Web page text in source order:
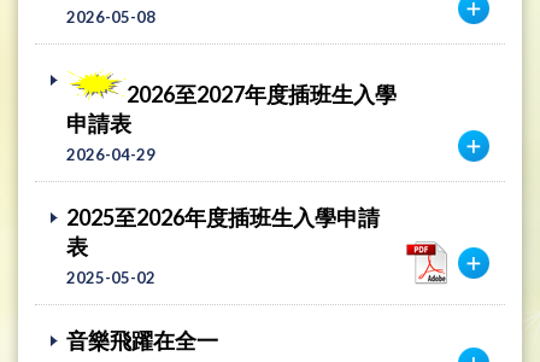
2026-05-08
2026至2027年度插班生入學
申請表
2026-04-29
2025至2026年度插班生入學申請
表
2025-05-02
音樂飛躍在全一